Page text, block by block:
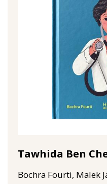
Tawhida Ben
Bochra Fourti, Malek